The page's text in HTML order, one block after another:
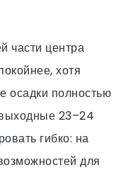
части центра
хотя
осадки полностью
23–24
гибко: на
для